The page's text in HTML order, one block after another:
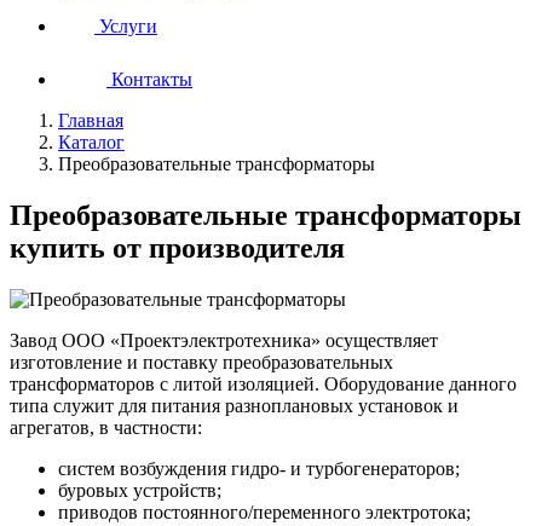
Услуги
Контакты
Главная
Каталог
Преобразовательные трансформаторы
Преобразовательные трансформаторы
купить от производителя
Завод ООО «Проектэлектротехника» осуществляет
изготовление и поставку преобразовательных
трансформаторов с литой изоляцией. Оборудование данного
типа служит для питания разноплановых установок и
агрегатов, в частности:
систем возбуждения гидро- и турбогенераторов;
буровых устройств;
приводов постоянного/переменного электротока;